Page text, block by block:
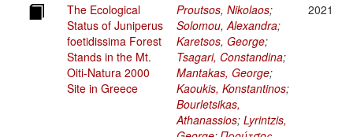
The Ecological
Status of Juniperus
foetidissima Forest
Stands in the Mt.
Oiti-Natura 2000
Site in Greece
Proutsos, Nikolaos;
Solomou, Alexandra;
Karetsos, George;
Tsagari, Constandina;
Mantakas, George;
Kaoukis, Konstantinos;
Bourletsikas,
Athanassios; Lyrintzis,
2021